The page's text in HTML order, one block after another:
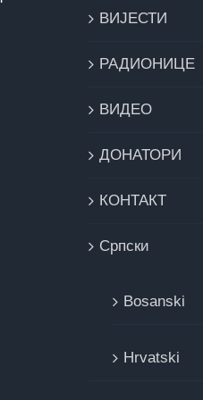
ВИЈЕСТИ
РАДИОНИЦЕ
ВИДЕО
ДОНАТОРИ
КОНТАКТ
Cрпски
Bosanski
Hrvatski